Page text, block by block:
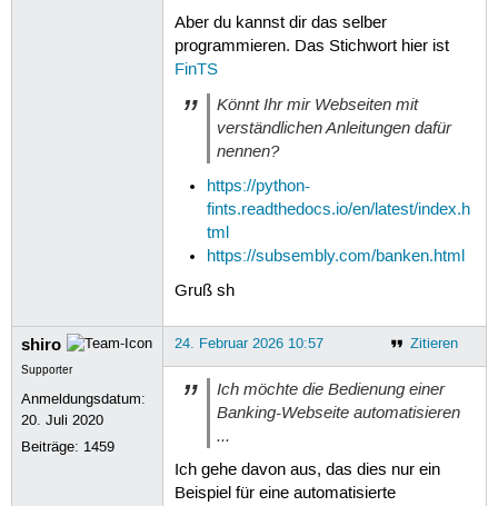
Aber du kannst dir das selber
programmieren. Das Stichwort hier ist
FinTS
Könnt Ihr mir Webseiten mit
verständlichen Anleitungen dafür
nennen?
https://python-
fints.readthedocs.io/en/latest/index.h
tml
https://subsembly.com/banken.html
Gruß sh
shiro
Supporter
Anmeldungsdatum:
20. Juli 2020
Beiträge: 1459
Zitieren
24. Februar 2026 10:57
Ich möchte die Bedienung einer
Banking-Webseite automatisieren
...
Ich gehe davon aus, das dies nur ein
Beispiel für eine automatisierte